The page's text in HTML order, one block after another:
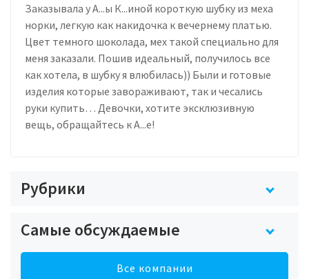
Заказывала у А...ы К...иной короткую шубку из меха
норки, легкую как накидочка к вечернему платью.
Цвет темного шоколада, мех такой специально для
меня заказали. Пошив идеальный, получилось все
как хотела, в шубку я влюбилась)) Были и готовые
изделия которые завораживают, так и чесались
руки купить… Девочки, хотите эксклюзивную
вещь, обращайтесь к А...е!
Рубрики
Самые обсуждаемые
Все компании